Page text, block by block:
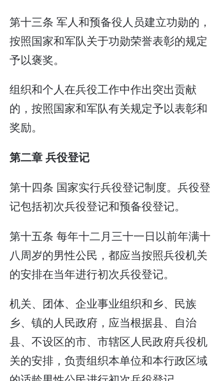
第十三条 军人和预备役人员建立功勋的，
按照国家和军队关于功勋荣誉表彰的规定
予以褒奖。
组织和个人在兵役工作中作出突出贡献
的，按照国家和军队有关规定予以表彰和
奖励。
第二章 兵役登记
第十四条 国家实行兵役登记制度。兵役登
记包括初次兵役登记和预备役登记。
第十五条 每年十二月三十一日以前年满十
八周岁的男性公民，都应当按照兵役机关
的安排在当年进行初次兵役登记。
机关、团体、企业事业组织和乡、民族
乡、镇的人民政府，应当根据县、自治
县、不设区的市、市辖区人民政府兵役机
关的安排，负责组织本单位和本行政区域